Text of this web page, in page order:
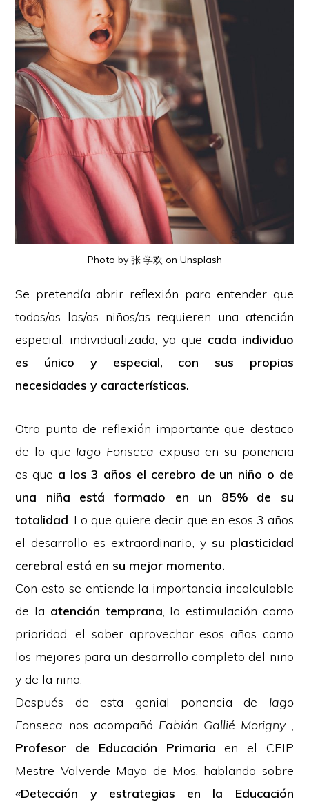
Photo by 张 学欢 on Unsplash
Se pretendía abrir reflexión para entender que
todos/as los/as niños/as requieren una atención
especial, individualizada, ya que cada individuo
es único y especial, con sus propias
necesidades y características.
Otro punto de reflexión importante que destaco
de lo que Iago Fonseca expuso en su ponencia
es que a los 3 años el cerebro de un niño o de
una niña está formado en un 85% de su
totalidad. Lo que quiere decir que en esos 3 años
el desarrollo es extraordinario, y su plasticidad
cerebral está en su mejor momento.
Con esto se entiende la importancia incalculable
de la atención temprana, la estimulación como
prioridad, el saber aprovechar esos años como
los mejores para un desarrollo completo del niño
y de la niña.
Después de esta genial ponencia de Iago
Fonseca nos acompañó Fabián Gallié Morigny,
Profesor de Educación Primaria en el CEIP
Mestre Valverde Mayo de Mos. hablando sobre
«Detección y estrategias en la Educación